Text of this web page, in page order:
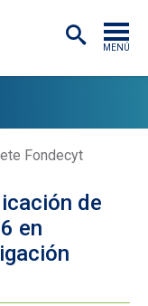
MENÚ
Fondecyt
de
en